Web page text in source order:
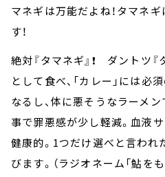
マネギは万能だよね！タマネ
す！
絶対『タマネギ』❗️ ダントツ『
として食べ、「カレー」には必
なるし、体に悪そうなラーメン
事で罪悪感が少し軽減。血液
健康的。1つだけ選べと言われ
びます。（ラジオネーム「鮎を